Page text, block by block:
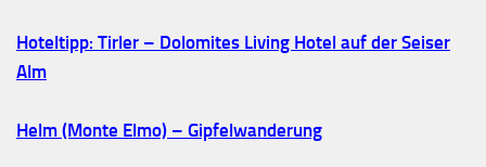
Hoteltipp: Tirler – Dolomites Living Hotel auf der Seiser
Alm
Helm (Monte Elmo) – Gipfelwanderung